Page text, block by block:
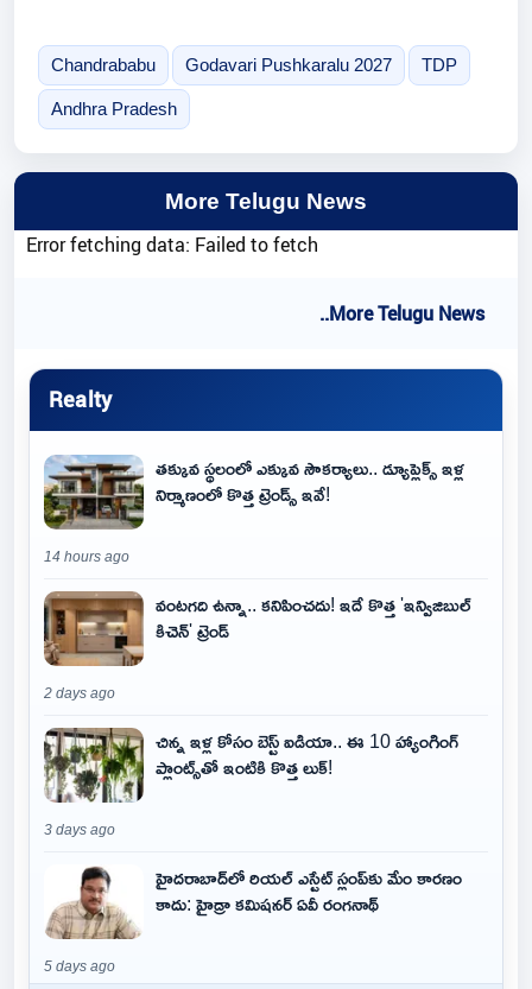
Chandrababu Godavari Pushkaralu 2027 TDP
Andhra Pradesh
More Telugu News
Error fetching data: Failed to fetch
..More Telugu News
Realty
తక్కువ స్థలంలో ఎక్కువ సౌకర్యాలు.. డ్యూప్లెక్స్ ఇళ్ల
నిర్మాణంలో కొత్త ట్రెండ్స్ ఇవే!
14 hours ago
వంటగది ఉన్నా.. కనిపించదు! ఇదే కొత్త 'ఇన్విజిబుల్
కిచెన్' ట్రెండ్
2 days ago
చిన్న ఇళ్ల కోసం బెస్ట్ ఐడియా.. ఈ 10 హ్యాంగింగ్
ప్లాంట్స్‌తో ఇంటికి కొత్త లుక్!
3 days ago
హైదరాబాద్‌లో రియల్ ఎస్టేట్ స్లంప్‌కు మేం కారణం
కాదు: హైడ్రా కమిషనర్ ఏవీ రంగనాథ్
5 days ago